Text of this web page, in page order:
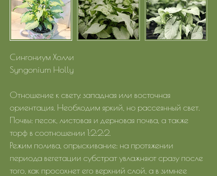
Сингониум Холли
Syngonium Holly
Отношение к свету: западная или восточная
ориентация. Необходим яркий, но рассеянный свет.
Почвы: песок, листовая и дерновая почва, а также
торф в соотношении 1:2:2:2.
Режим полива, опрыскивание: на протяжении
периода вегетации субстрат увлажняют сразу после
того, как просохнет его верхний слой, а в зимнее